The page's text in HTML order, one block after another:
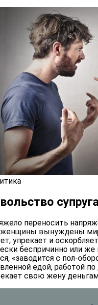
переносить
вынуждены
упрекает и
беспричинно или
«заводится с пол-
едой, работой
свою жену